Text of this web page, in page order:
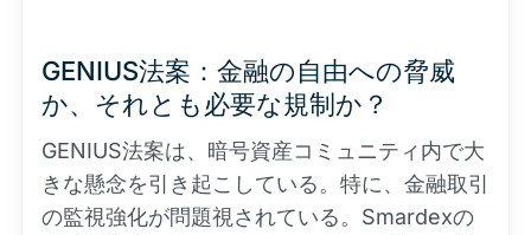
GENIUS法案：金融の自由への脅威
か、それとも必要な規制か？
GENIUS法案は、暗号資産コミュニティ内で大
きな懸念を引き起こしている。特に、金融取引
の監視強化が問題視されている。Smardexの